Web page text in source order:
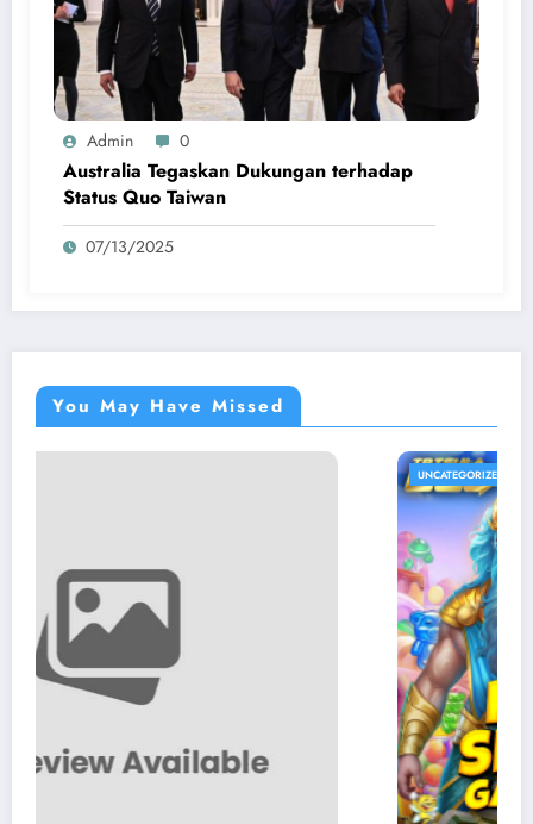
Admin 0
Australia Tegaskan Dukungan terhadap
Status Quo Taiwan
07/13/2025
You May Have Missed